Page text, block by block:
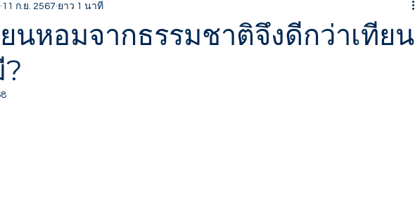
นหอมจากธรรมชาติจึงดีกว่าเทียน
11 ก.ย. 2567 ยาว 1 นาที